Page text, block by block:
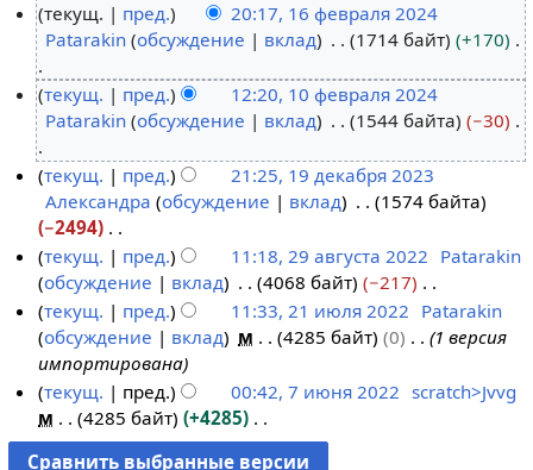
ф
р
я
0
текущ. пред.
20:17, 16 февраля 2024
Patarakin обсуждение вклад 1714 байт +170
Н
е
о
п
и
с
а
н
и
я
р
а
в
ф
р
л
0
текущ. пред.
12:20, 10 февраля 2024
Patarakin обсуждение вклад 1544 байта −30
Н
е
т
о
п
и
с
а
н
и
я
п
д
к
р
2
текущ. пред.
21:25, 19 декабря 2023
Александра обсуждение вклад
1574 байта
−2494
Н
е
т
о
п
и
с
а
н
9
г
с
текущ. пред. 11:18, 29 августа 2022 Patarakin
обсуждение
вклад 4068 байт
−217
Н
е
т
о
п
и
с
и
л
текущ. пред. 11:33, 21 июля 2022 Patarakin
обсуждение
вклад м 4285 байт 0
1 версия
импортирована
и
текущ. пред. 00:42, 7 июня 2022 scratch>Jvvg
м
4285 байт
+4285
Н